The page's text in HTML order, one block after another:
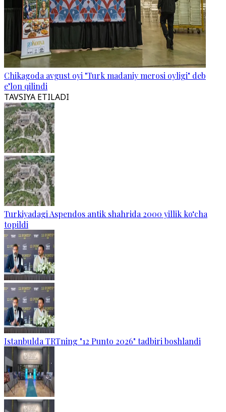
Chikagoda avgust oyi "Turk madaniy merosi oyligi" deb
e’lon qilindi
TAVSIYA ETILADI
Turkiyadagi Aspendos antik shahrida 2000 yillik ko‘cha
topildi
Istanbulda TRTning "12 Punto 2026" tadbiri boshlandi